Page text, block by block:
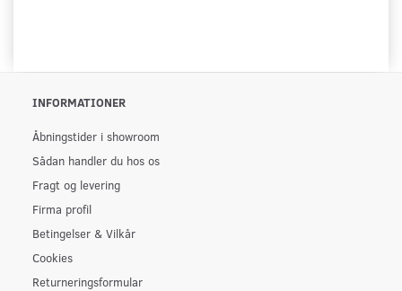
INFORMATIONER
Åbningstider i showroom
Sådan handler du hos os
Fragt og levering
Firma profil
Betingelser & Vilkår
Cookies
Returneringsformular